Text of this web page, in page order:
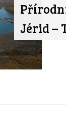
Jérid –